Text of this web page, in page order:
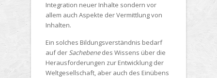
Integration neuer Inhalte sondern vor
allem auch Aspekte der Vermittlung von
Inhalten.
Ein solches Bildungsverständnis bedarf
auf der Sachebenedes Wissens über die
Herausforderungen zur Entwicklung der
Weltgesellschaft, aber auch des Einübens